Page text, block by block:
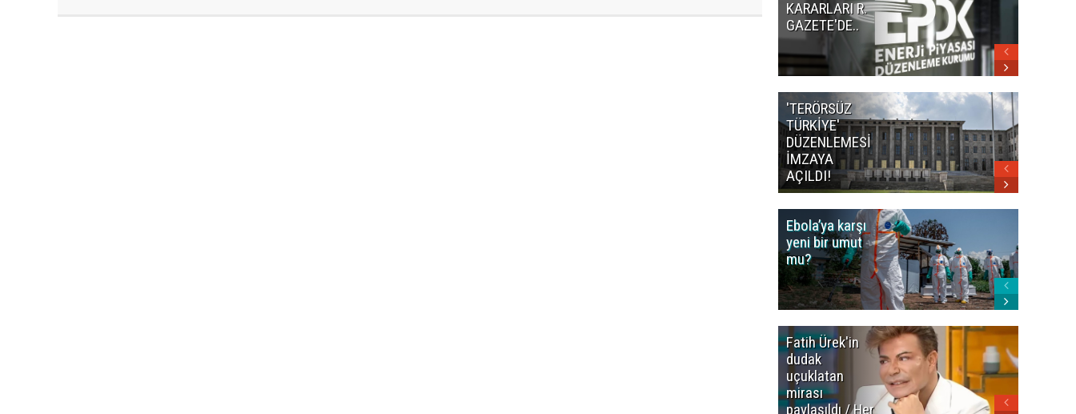
KARARLARI R.
GAZETE'DE..
'TERÖRSÜZ
TÜRKİYE'
DÜZENLEMESİ
İMZAYA
AÇILDI!
Ebola’ya karşı
yeni bir umut
mu?
Fatih Ürek'in
dudak
uçuklatan
mirası
paylaşıldı / Her